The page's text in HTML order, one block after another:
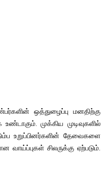
ஒத்துழைப்பு மனதிற்கு
முக்கிய முடிவுகளில்
உறுப்பினர்களின் தேவைகளை
சிலருக்கு ஏற்படும்.